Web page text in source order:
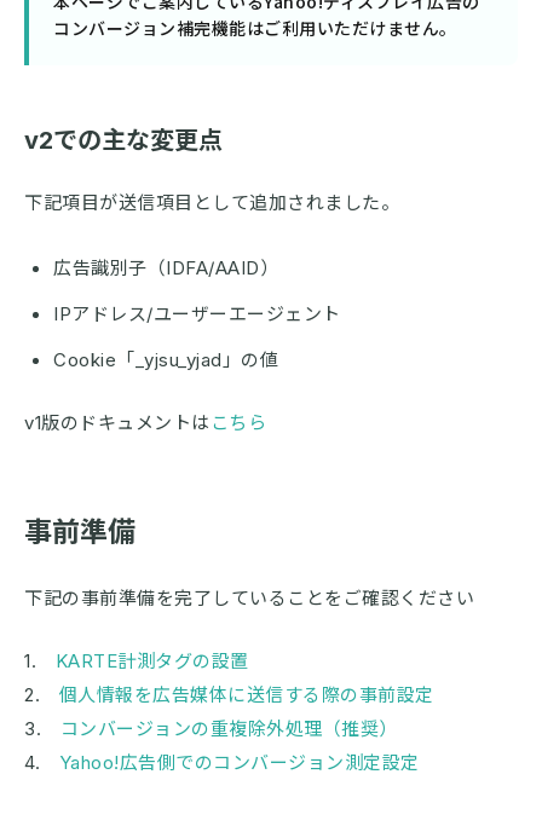
コンバージョン補完機能はご利用いただけません。
v2での主な変更点
下記項目が送信項目として追加されました。
広告識別子（IDFA/AAID）
IPアドレス/ユーザーエージェント
Cookie「_yjsu_yjad」の値
v1版のドキュメントは こちら
事前準備
下記の事前準備を完了していることをご確認ください
1. KARTE計測タグの設置
2. 個人情報を広告媒体に送信する際の事前設定
3.
コンバージョンの重複除外処理（推奨）
4. Yahoo!広告側でのコンバージョン測定設定